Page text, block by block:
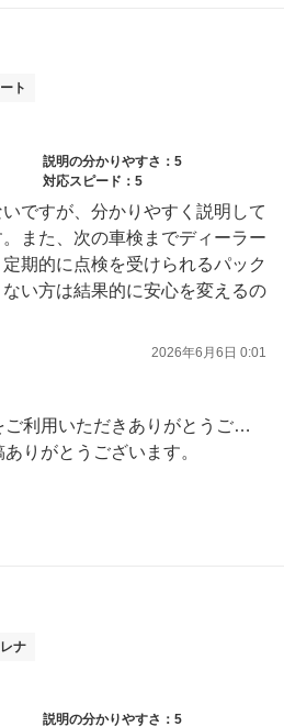
ト
説明の分かりやすさ：5
対応スピード：5
ですが、分かりやすく説明して
また、次の車検までディーラー
期的に点検を受けられるパック
い方は結果的に安心を変えるの
2026年6月6日 0:01
この度は当店の車検をご利用いただきありがとうございました。
りがとうございます。
ナ
説明の分かりやすさ：5